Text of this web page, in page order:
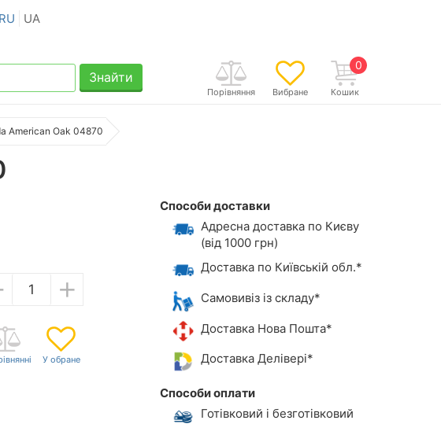
RU
UA
0
Кошик
Вибране
Порівняння
Знайти
American Oak 04870
+
Способи доставки
Адресна доставка по Києву
(від 1000 грн)
Доставка по Київській обл.*
Самовивіз із складу*
Доставка Нова Пошта*
Доставка Делівері*
Способи оплати
Готівковий і безготівковий